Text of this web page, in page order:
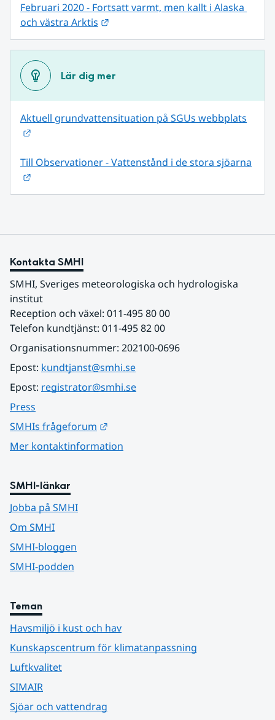
Februari 2020 - Fortsatt varmt, men kallt i Alaska
och västra Arktis
Lär dig mer
Aktuell grundvattensituation på SGUs webbplats
Till Observationer - Vattenstånd i de stora sjöarna
Kontakta SMHI
SMHI, Sveriges meteorologiska och hydrologiska
institut
Reception och växel: 011-495 80 00
Telefon kundtjänst: 011-495 82 00
Organisationsnummer: 202100-0696
Epost: kundtjanst@smhi.se
Epost: registrator@smhi.se
Press
SMHIs frågeforum
Mer kontaktinformation
SMHI-länkar
Jobba på SMHI
Om SMHI
SMHI-bloggen
SMHI-podden
Teman
Havsmiljö i kust och hav
Kunskapscentrum för klimatanpassning
Luftkvalitet
SIMAIR
Sjöar och vattendrag